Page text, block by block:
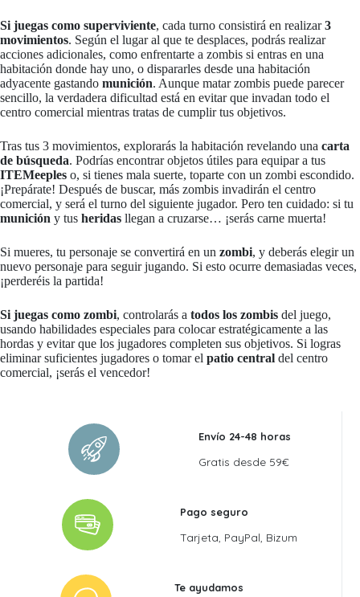
Si juegas como superviviente, cada turno consistirá en realizar3
movimientos. Según el lugar al que te desplaces, podrás realizar
acciones adicionales, como enfrentarte a zombis si entras en una
habitación donde hay uno, o dispararles desde una habitación
adyacente gastando munición. Aunque matar zombis puede parecer
sencillo, la verdadera dificultad está en evitar que invadan todo el
centro comercial mientras tratas de cumplir tus objetivos.
Tras tus 3 movimientos, explorarás la habitación revelando una carta
de búsqueda. Podrías encontrar objetos útiles para equipar a tus
ITEMeeples o, si tienes mala suerte, toparte con un zombi escondido.
¡Prepárate! Después de buscar, más zombis invadirán el centro
comercial, y será el turno del siguiente jugador. Pero ten cuidado: si tu
munición y tus heridas llegan a cruzarse… ¡serás carne muerta!
Si mueres, tu personaje se convertirá en un zombi, y deberás elegir un
nuevo personaje para seguir jugando. Si esto ocurre demasiadas veces,
¡perderéis la partida!
Si juegas como zombi, controlarás a todos los zombis del juego,
usando habilidades especiales para colocar estratégicamente a las
hordas y evitar que los jugadores completen sus objetivos. Si logras
eliminar suficientes jugadores o tomar el patio central del centro
comercial, ¡serás el vencedor!
Envío 24-48 horas
Gratis desde 59€
Pago seguro
Tarjeta, PayPal, Bizum
Te ayudamos